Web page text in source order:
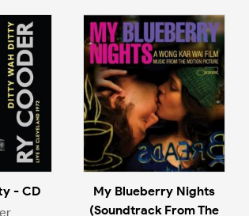
- CD
My Blueberry Nights
(Soundtrack From The